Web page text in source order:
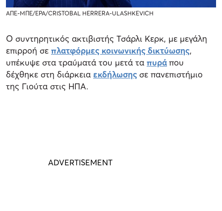
ΑΠΕ-ΜΠΕ/ΕΡΑ/CRISTOBAL HERRERA-ULASHKEVICH
Ο συντηρητικός ακτιβιστής Τσάρλι Κερκ, με μεγάλη
επιρροή σε πλατφόρμες κοινωνικής δικτύωσης,
υπέκυψε στα τραύματά του μετά τα πυράπου
δέχθηκε στη διάρκεια εκδήλωσηςσε πανεπιστήμιο
της Γιούτα στις ΗΠΑ.